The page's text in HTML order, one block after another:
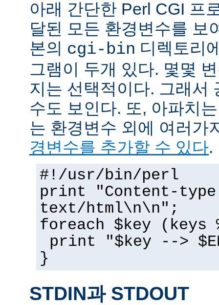
아래 간단한 Perl CGI 프
달된 모든 환경변수를 보
본의 cgi-bin 디렉토리
그램이 두개 있다. 몇몇
지는 선택적이다. 그래서
수도 보인다. 또, 아파치
는 환경변수 외에 여러가
경변수를 추가할 수 있다.
#!/usr/bin/perl
print "Content-
text/html\n\n";
foreach $key (keys
print "$key -->
}
STDIN과 STDOUT